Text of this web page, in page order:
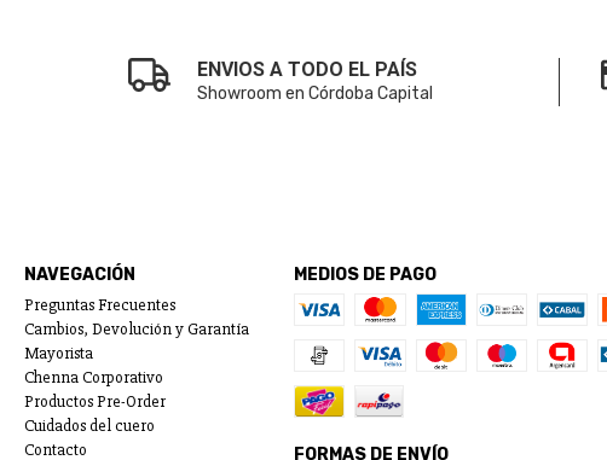
ENVIOS A TODO EL PAÍS
Showroom en Córdoba Capital
NAVEGACIÓN
Preguntas Frecuentes
Cambios, Devolución y Garantía
Mayorista
Chenna Corporativo
Productos Pre-Order
Cuidados del cuero
Contacto
MEDIOS DE PAGO
FORMAS DE ENVÍO